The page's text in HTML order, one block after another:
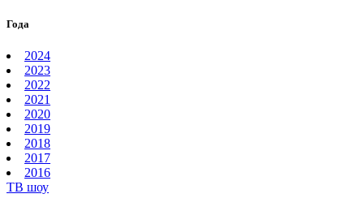
Года
2024
2023
2022
2021
2020
2019
2018
2017
2016
ТВ шоу